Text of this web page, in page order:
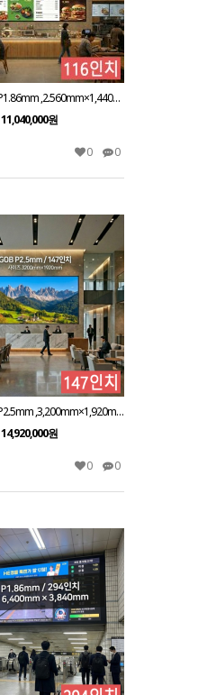
실내형 GOB P1.86mm ,2.560mm×1,440mm ,116인치 대형스크린
11,040,000원
0 0
실내형 GOB P2.5mm ,3,200mm×1,920mm ,147인치 대형스크린
14,920,000원
0 0